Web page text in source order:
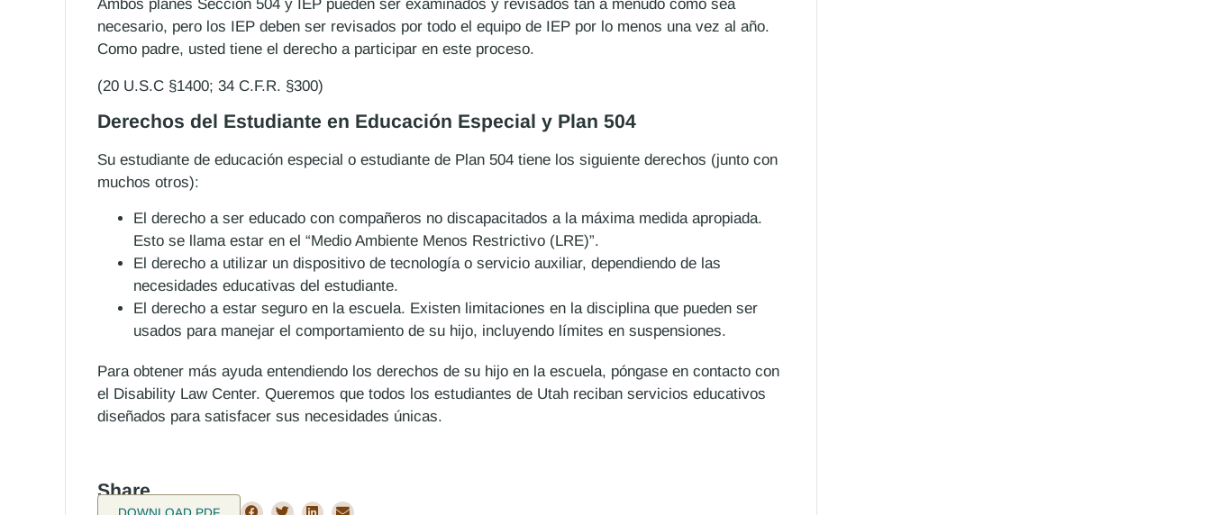
Ambos planes Sección 504 y IEP pueden ser examinados y revisados tan a menudo como sea
necesario, pero los IEP deben ser revisados por todo el equipo de IEP por lo menos una vez al año.
Como padre, usted tiene el derecho a participar en este proceso.
(20 U.S.C §1400; 34 C.F.R. §300)
Derechos del Estudiante en Educación Especial y Plan 504
Su estudiante de educación especial o estudiante de Plan 504 tiene los siguiente derechos (junto con
muchos otros):
El derecho a ser educado con compañeros no discapacitados a la máxima medida apropiada.
Esto se llama estar en el “Medio Ambiente Menos Restrictivo (LRE)”.
El derecho a utilizar un dispositivo de tecnología o servicio auxiliar, dependiendo de las
necesidades educativas del estudiante.
El derecho a estar seguro en la escuela. Existen limitaciones en la disciplina que pueden ser
usados para manejar el comportamiento de su hijo, incluyendo límites en suspensiones.
Para obtener más ayuda entendiendo los derechos de su hijo en la escuela, póngase en contacto con
el Disability Law Center. Queremos que todos los estudiantes de Utah reciban servicios educativos
diseñados para satisfacer sus necesidades únicas.
Share